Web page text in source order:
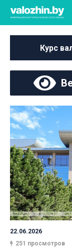
Курс
22.06.2026
251 просмотров